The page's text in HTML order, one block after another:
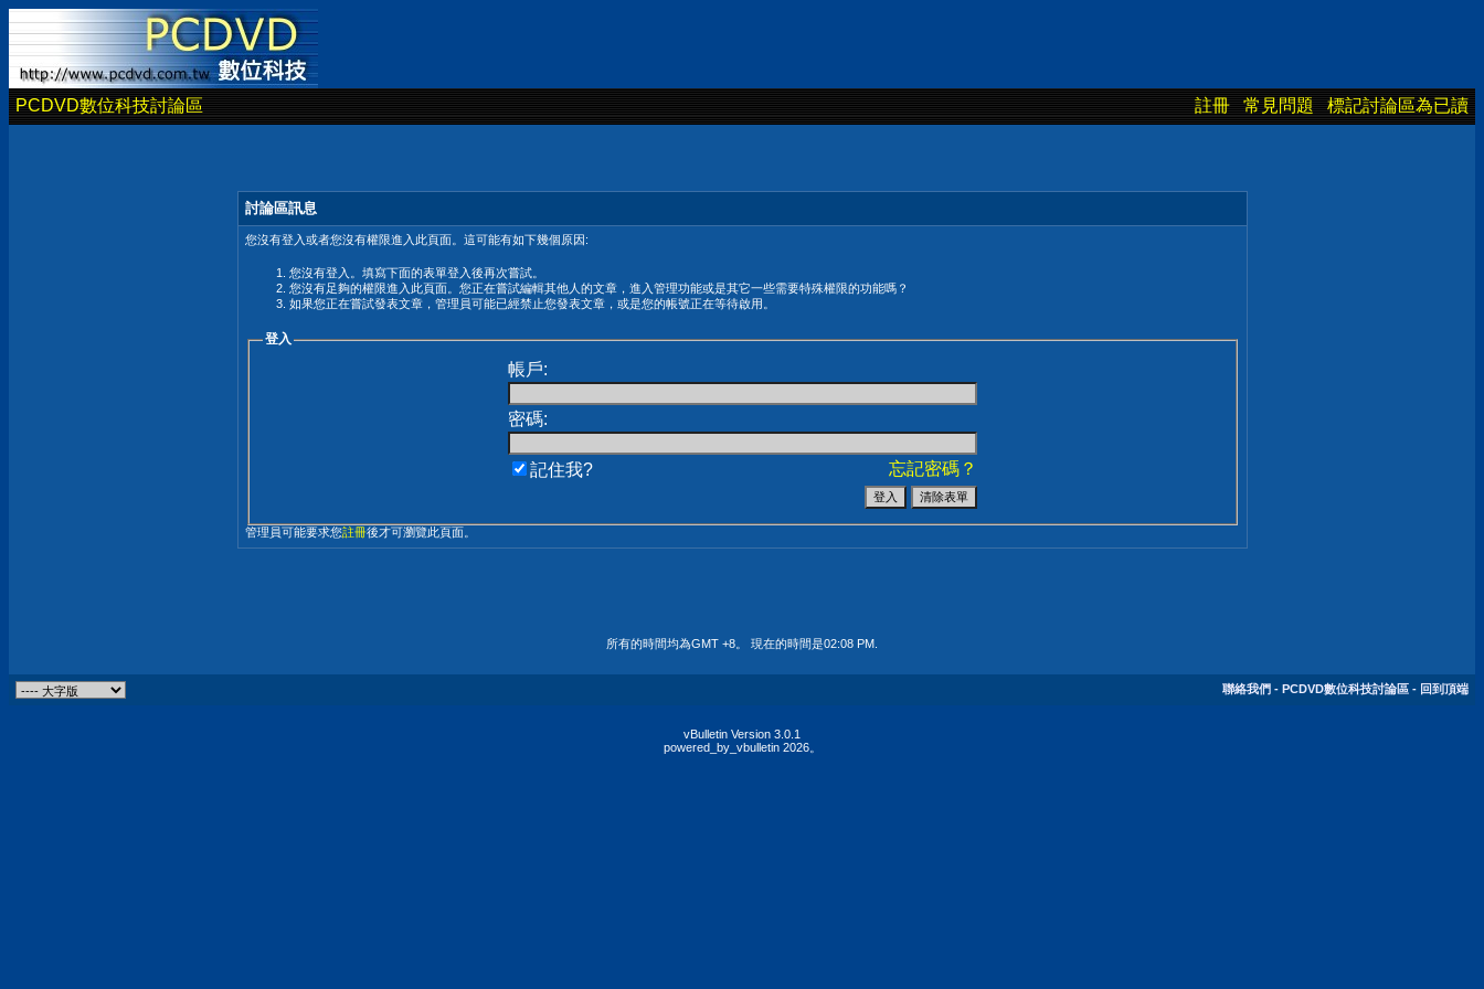
PCDVD數位科技討論區 註冊 常見問題 標記討論區為已讀
討論區訊息
您沒有登入或者您沒有權限進入此頁面。這可能有如下幾個原因:
您沒有登入。填寫下面的表單登入後再次嘗試。
您沒有足夠的權限進入此頁面。您正在嘗試編輯其他人的文章，進入管理功能或是其它一些需要特殊權限的功能嗎？
如果您正在嘗試發表文章，管理員可能已經禁止您發表文章，或是您的帳號正在等待啟用。
登入
帳戶:
密碼:
忘記密碼？
記住我?
管理員可能要求您註冊後才可瀏覽此頁面。
所有的時間均為GMT +8。 現在的時間是02:08 PM
聯絡我們 - PCDVD數位科技討論區 - 回到頂端
vBulletin Version 3.0.1
powered_by_vbulletin 2026。